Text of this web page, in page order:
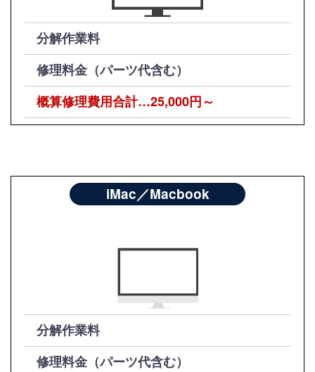
分解作業料
修理料金（パーツ代含む）
概算修理費用合計…25,000円～
iMac／Macbook
分解作業料
修理料金（パーツ代含む）